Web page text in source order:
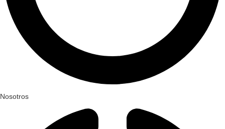
Nosotros